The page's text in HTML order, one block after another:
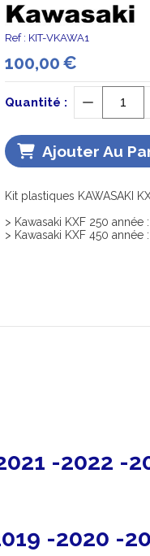
Ref : KIT-VKAWA1
100,00€
Quantité :
Ajouter Au
Kit plastiques KAWASAKI
> Kawasaki KXF 250 année
> Kawasaki KXF 450 année
-2022 -
-2020 -